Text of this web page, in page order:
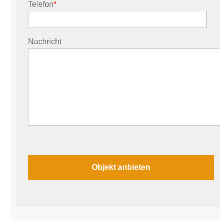
Telefon*
Nachricht